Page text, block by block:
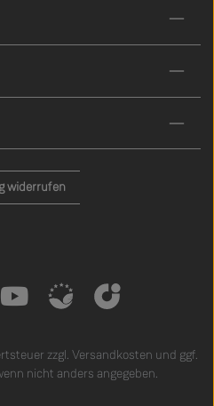
widerrufen
zzgl. Versandkosten und ggf.
nicht anders angegeben.